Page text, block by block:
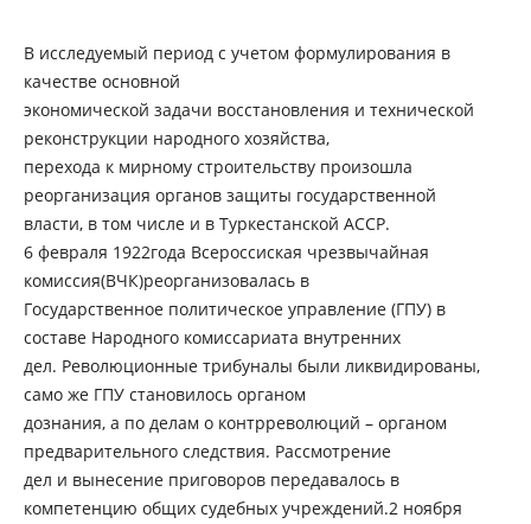
В исследуемый период с учетом формулирования в
качестве основной
экономической задачи восстановления и технической
реконструкции народного хозяйства,
перехода к мирному строительству произошла
реорганизация органов защиты государственной
власти, в том числе и в Туркестанской АССР.
6 февраля 1922года Всероссиская чрезвычайная
комиссия(ВЧК)реорганизовалась в
Государственное политическое управление (ГПУ) в
составе Народного комиссариата внутренних
дел. Революционные трибуналы были ликвидированы,
само же ГПУ становилось органом
дознания, а по делам о контрреволюций – органом
предварительного следствия. Рассмотрение
дел и вынесение приговоров передавалось в
компетенцию общих судебных учреждений.2 ноября